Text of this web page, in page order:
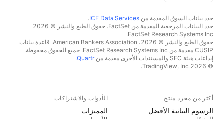
حدد بيانات السوق المقدمة من ICE Data Services
.
حدد البيانات المرجعية المقدمة من FactSet. حقوق الطبع والنشر © 2026
FactSet Research Systems Inc.
حقوق الطبع والنشر © 2026، American Bankers Association. قاعدة بيانات
CUSIP مقدمة من FactSet Research Systems Inc. جميع الحقوق محفوظة.
إيداعات هيئة SEC والمستندات الأخرى مقدمة من
Quartr
.
© 2026 TradingView, Inc.
أكثر من مجرد منتج
الرسوم البيانية الأفضل
الأدوات والاشتراكات
المميزات